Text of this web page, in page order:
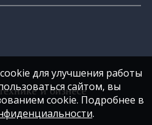
и бизнесе
для улучшения работы
сайтом, вы
cookie. Подробнее в
.